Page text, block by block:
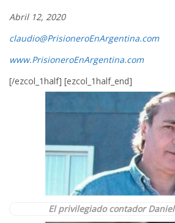
Abril 12, 2020
claudio@PrisioneroEnArgentina.com
www.PrisioneroEnArgentina.com
[/ezcol_1half] [ezcol_1half_end]
El privilegiado contador